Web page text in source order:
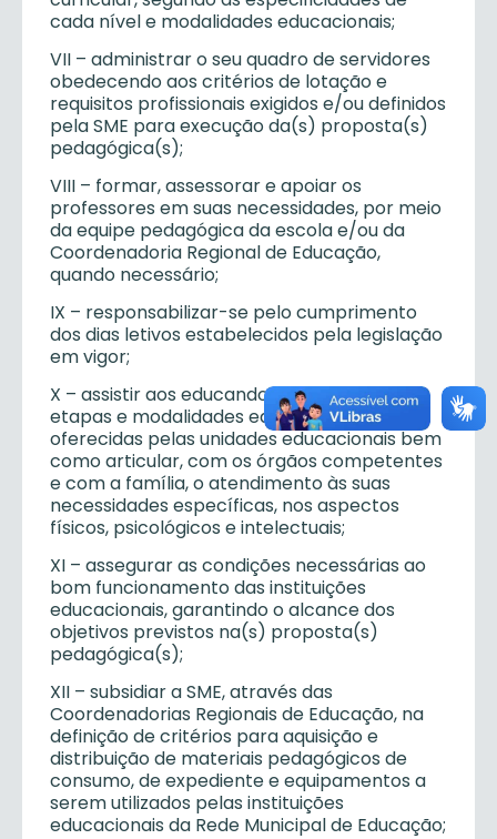
cada nível e modalidades educacionais;
VII – administrar o seu quadro de servidores
obedecendo aos critérios de lotação e
requisitos profissionais exigidos e/ou definidos
pela SME para execução da(s) proposta(s)
pedagógica(s);
VIII – formar, assessorar e apoiar os
professores em suas necessidades, por meio
da equipe pedagógica da escola e/ou da
Coordenadoria Regional de Educação,
quando necessário;
IX – responsabilizar-se pelo cumprimento
dos dias letivos estabelecidos pela legislação
em vigor;
X – assistir aos educandos, nas diversas
etapas e modalidades educacionais
oferecidas pelas unidades educacionais bem
como articular, com os órgãos competentes
e com a família, o atendimento às suas
necessidades específicas, nos aspectos
físicos, psicológicos e intelectuais;
XI – assegurar as condições necessárias ao
bom funcionamento das instituições
educacionais, garantindo o alcance dos
objetivos previstos na(s) proposta(s)
pedagógica(s);
XII – subsidiar a SME, através das
Coordenadorias Regionais de Educação, na
definição de critérios para aquisição e
distribuição de materiais pedagógicos de
consumo, de expediente e equipamentos a
serem utilizados pelas instituições
educacionais da Rede Municipal de Educação;